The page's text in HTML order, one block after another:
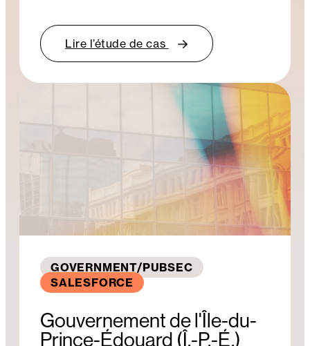
Lire l’étude de cas
GOVERNMENT/PUBSEC
SALESFORCE
Gouvernement de l'Île-du-
Prince-Édouard (Î.-P.-É.)